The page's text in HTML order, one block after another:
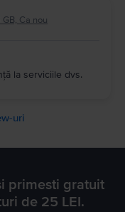
Ca nou
la serviciile dvs.
uri
primesti gratuit
de 25 LEI.